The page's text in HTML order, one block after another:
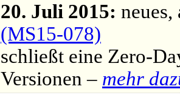
20. Juli 2015:
(MS15-078)
schließt eine Zero-
Versionen – mehr